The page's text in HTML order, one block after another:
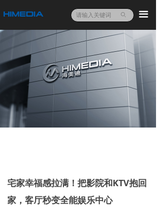
끀
ꄙ
宅家幸福感拉满！把影院和KTV抱回
家，客厅秒变全能娱乐中心